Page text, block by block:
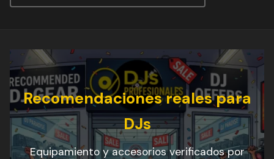
Recomendaciones reales para
DJs
Equipamiento y accesorios verificados por